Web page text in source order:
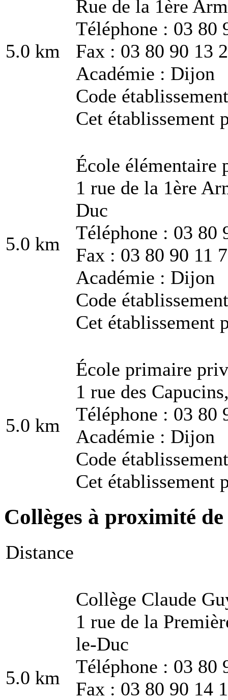
5.0 km
Rue de la 1ère
Téléphone : 03 80
Fax : 03 80 90 13
Académie : Dijon
Code
Cet établissement
5.0 km
École élémentaire
1 rue de la 1ère
Duc
Téléphone : 03 80
Fax : 03 80 90 11
Académie : Dijon
Code
Cet établissement
5.0 km
École primaire
1 rue des
Téléphone : 03 80
Académie : Dijon
Code
Cet établissement
Collèges à proximité
Distance
5.0 km
Collège Claude
1 rue de la
le-Duc
Téléphone : 03 80
Fax : 03 80 90 14